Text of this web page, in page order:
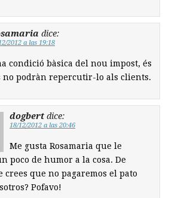
dice:
2012 a las 19:18
condició bàsica del nou impost, és
no podràn repercutir-lo als clients.
dogbert dice:
18/12/2012 a las 20:46
Me gusta Rosamaria que le
poco de humor a la cosa. De
crees que no pagaremos el pato
Pofavo!